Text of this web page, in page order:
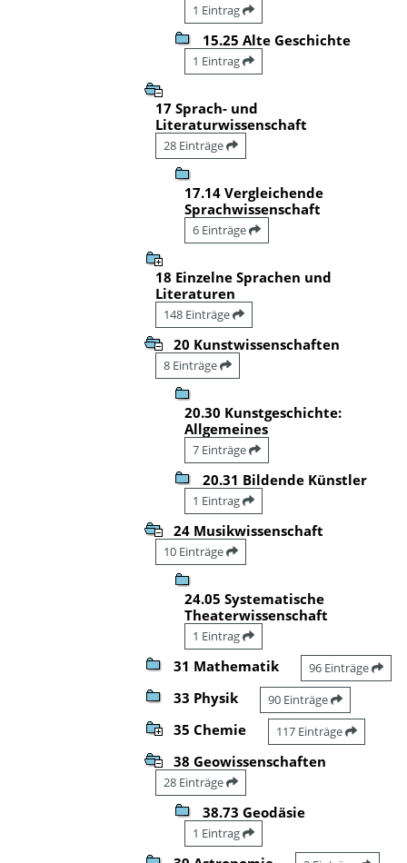
1 Eintrag
15.25 Alte Geschichte
1 Eintrag
17 Sprach- und
Literaturwissenschaft
28 Einträge
17.14 Vergleichende
Sprachwissenschaft
6 Einträge
18 Einzelne Sprachen und
Literaturen
148 Einträge
20 Kunstwissenschaften
8 Einträge
20.30 Kunstgeschichte:
Allgemeines
7 Einträge
20.31 Bildende Künstler
1 Eintrag
24 Musikwissenschaft
10 Einträge
24.05 Systematische
Theaterwissenschaft
1 Eintrag
31 Mathematik 96 Einträge
33 Physik 90 Einträge
35 Chemie 117 Einträge
38 Geowissenschaften
28 Einträge
38.73 Geodäsie
1 Eintrag